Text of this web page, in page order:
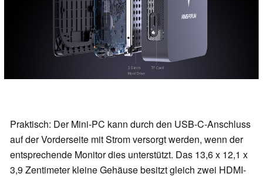
Praktisch: Der Mini-PC kann durch den USB-C-Anschluss
auf der Vorderseite mit Strom versorgt werden, wenn der
entsprechende Monitor dies unterstützt. Das 13,6 x 12,1 x
3,9 Zentimeter kleine Gehäuse besitzt gleich zwei HDMI-